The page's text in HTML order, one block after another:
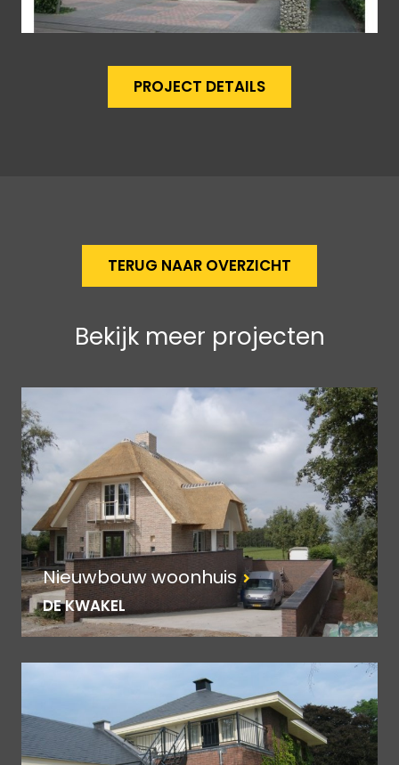
PROJECT DETAILS
TERUG NAAR OVERZICHT
Bekijk meer projecten
Nieuwbouw woonhuis
DE KWAKEL